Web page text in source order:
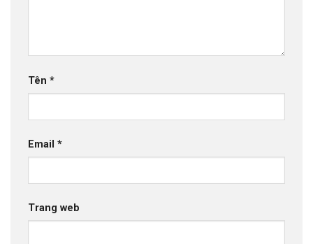
Tên *
Email *
Trang web